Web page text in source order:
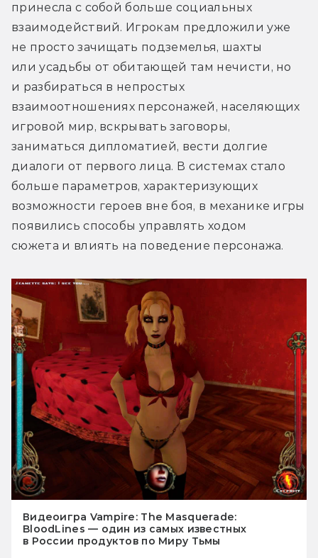
принесла с собой больше социальных
взаимодействий. Игрокам предложили уже
не просто зачищать подземелья, шахты
или усадьбы от обитающей там нечисти, но
и разбираться в непростых
взаимоотношениях персонажей, населяющих
игровой мир, вскрывать заговоры,
заниматься дипломатией, вести долгие
диалоги от первого лица. В системах стало
больше параметров, характеризующих
возможности героев вне боя, в механике игры
появились способы управлять ходом
сюжета и влиять на поведение персонажа.
Видеоигра Vampire: The Masquerade:
BloodLines — один из самых известных
в России продуктов по Миру Тьмы